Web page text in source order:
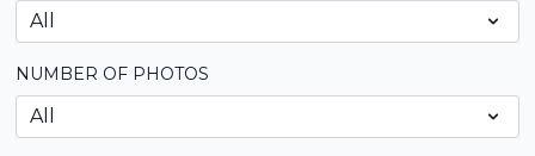
NUMBER OF PHOTOS